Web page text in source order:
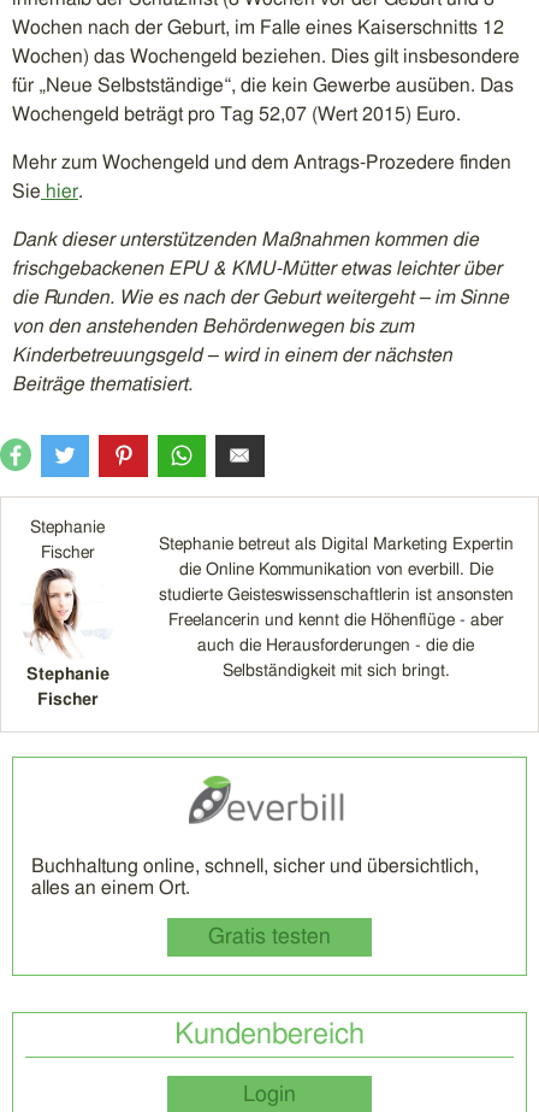
Wochen nach der Geburt, im Falle eines Kaiserschnitts 12
Wochen) das Wochengeld beziehen. Dies gilt insbesondere
für „Neue Selbstständige“, die kein Gewerbe ausüben. Das
Wochengeld beträgt pro Tag 52,07 (Wert 2015) Euro.
Mehr zum Wochengeld und dem Antrags-Prozedere finden
Sie hier.
Dank dieser unterstützenden Maßnahmen kommen die
frischgebackenen EPU & KMU-Mütter etwas leichter über
die Runden. Wie es nach der Geburt weitergeht – im Sinne
von den anstehenden Behördenwegen bis zum
Kinderbetreuungsgeld – wird in einem der nächsten
Beiträge thematisiert.
Stephanie
Fischer
Stephanie
Fischer
Stephanie betreut als Digital Marketing Expertin
die Online Kommunikation von everbill. Die
studierte Geisteswissenschaftlerin ist ansonsten
Freelancerin und kennt die Höhenflüge - aber
auch die Herausforderungen - die die
Selbständigkeit mit sich bringt.
Buchhaltung online, schnell, sicher und übersichtlich,
alles an einem Ort.
Gratis testen
Kundenbereich
Login